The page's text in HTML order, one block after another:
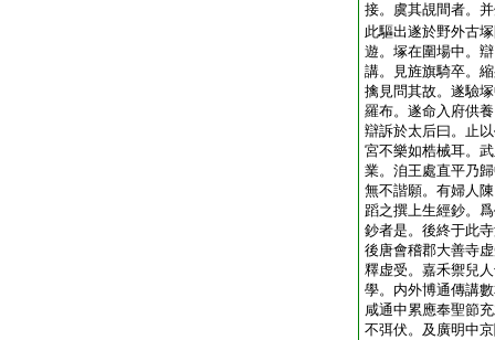
接。虞其覘間者。
此驅出遂於野外古
遊。塚在圍場中。
講。見旌旗騎卒。
擒見問其故。遂驗
羅布。遂命入府供
辯訴於太后曰。止
宮不樂如梏械耳。
業。洎王處直平乃
無不諧願。有婦人
蹈之撰上生經鈔。
鈔者是。後終于此
後唐會稽郡大善寺
釋虚受。嘉禾禦兒
學。内外博通傳講
咸通中累應奉聖節
不弭伏。及廣明中